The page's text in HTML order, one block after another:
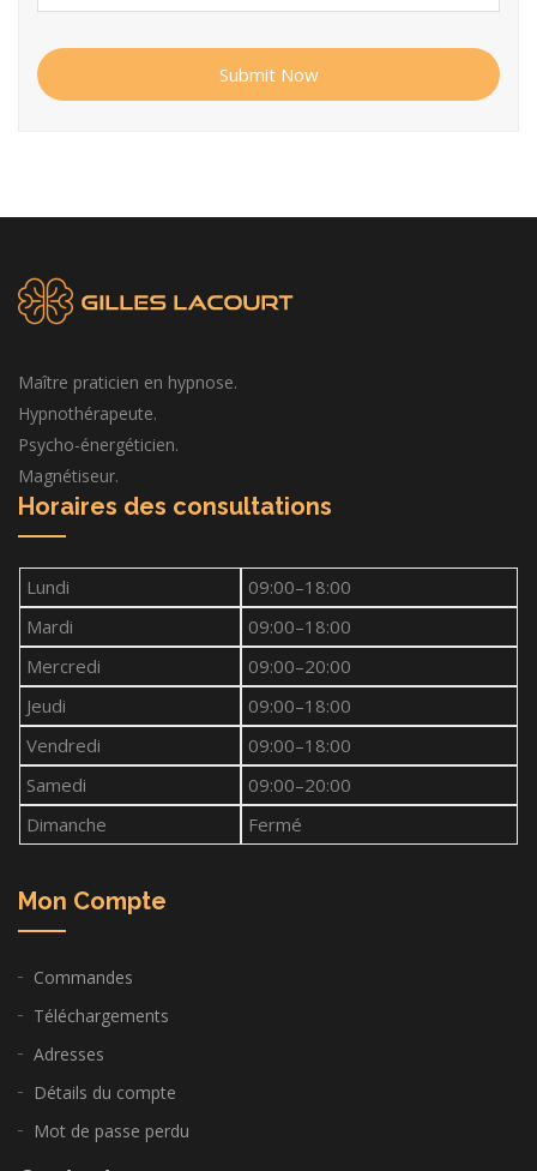
Submit Now
Maître praticien en hypnose.
Hypnothérapeute.
Psycho-énergéticien.
Magnétiseur.
Horaires des consultations
Lundi
09:00–18:00
Mardi
09:00–18:00
Mercredi
09:00–20:00
Jeudi
09:00–18:00
Vendredi
09:00–18:00
Samedi
09:00–20:00
Dimanche
Fermé
Mon Compte
Commandes
Téléchargements
Adresses
Détails du compte
Mot de passe perdu